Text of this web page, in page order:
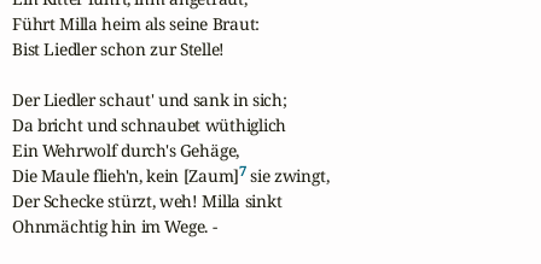
Führt Milla heim als seine Braut:
Bist Liedler schon zur Stelle!
Der Liedler schaut' und sank in sich;
Da bricht und schnaubet wüthiglich
Ein Wehrwolf durch's Gehäge,
Die Maule flieh'n, kein [Zaum]7 sie zwingt,
Der Schecke stürzt, weh! Milla sinkt
Ohnmächtig hin im Wege. -